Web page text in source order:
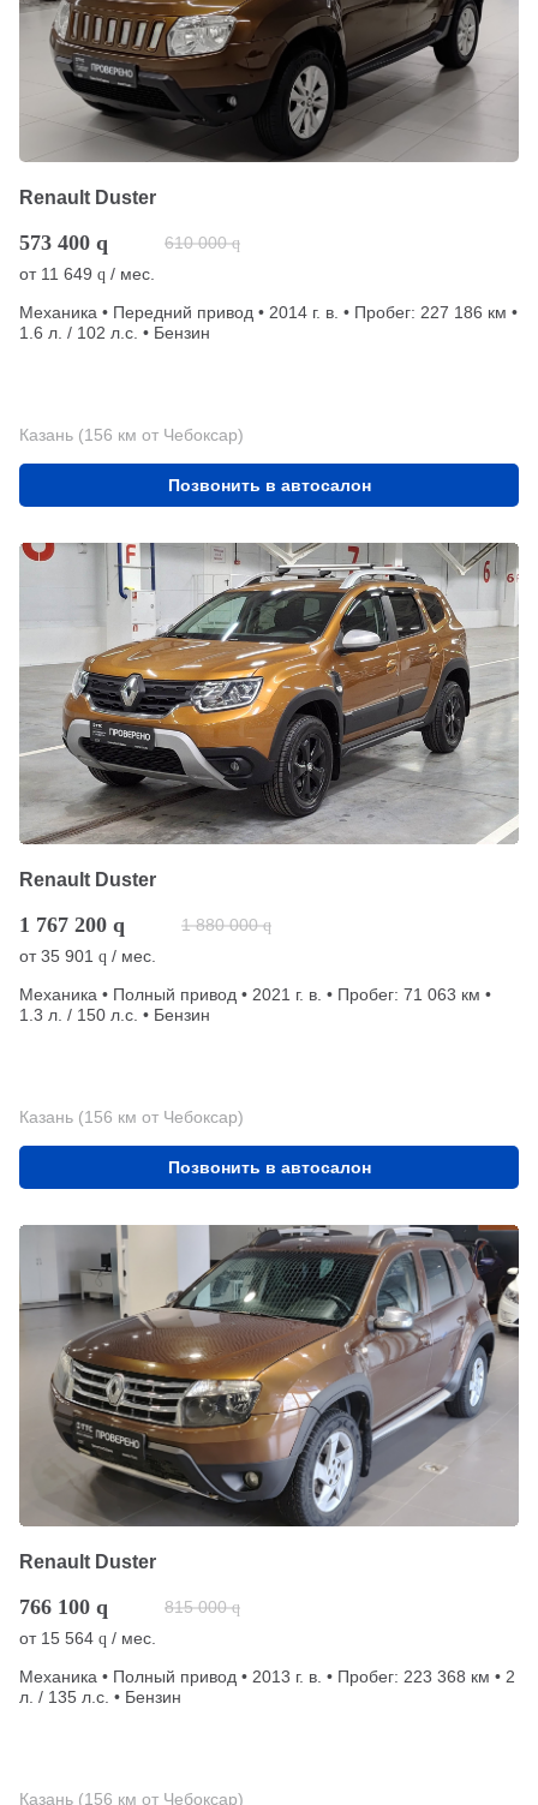
Renault Duster
573 400 q 610 000 q
от 11 649 q / мес.
Механика • Передний привод • 2014 г. в. • Пробег: 227 186 км •
1.6 л. / 102 л.с. • Бензин
Казань (156 км от Чебоксар)
Позвонить в автосалон
Renault Duster
1 767 200 q 1 880 000 q
от35 901 q / мес.
Механика • Полный привод • 2021 г. в. • Пробег: 71 063 км •
1.3 л. / 150 л.с. • Бензин
Казань (156 км от Чебоксар)
Позвонить в автосалон
Renault Duster
766 100 q 815 000 q
от 15 564 q / мес.
Механика • Полный привод • 2013 г. в. • Пробег: 223 368 км • 2
л. / 135 л.с. • Бензин
Казань (156 км от Чебоксар)